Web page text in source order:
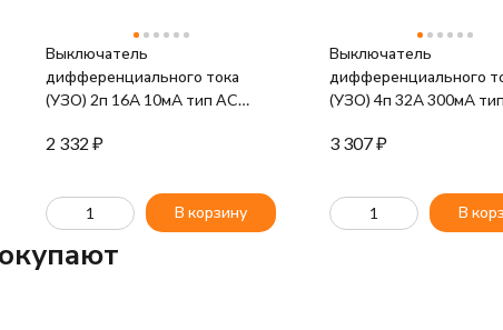
Выключатель
дифференциального тока
(УЗО) 2п 16А 10мА тип AC
2 332 ₽
В корзину
Выключатель
дифференциального
(УЗО) 4п 32А 300мА
3 307₽
В